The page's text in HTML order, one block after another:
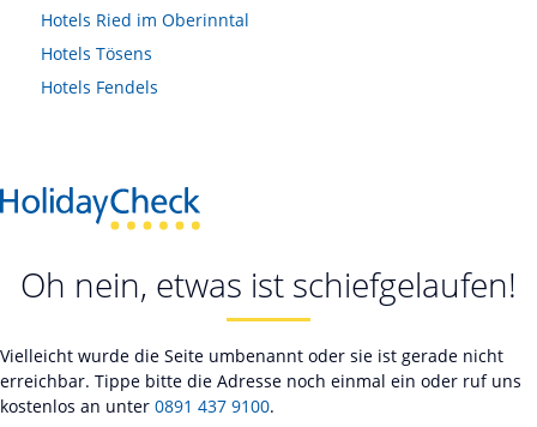
Hotels Ried im Oberinntal
Hotels Tösens
Hotels Fendels
Oh nein, etwas ist schiefgelaufen!
Vielleicht wurde die Seite umbenannt oder sie ist gerade nicht
erreichbar. Tippe bitte die Adresse noch einmal ein oder ruf uns
kostenlos an unter 0891 437 9100.